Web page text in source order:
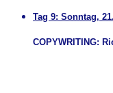
Tag 9: Sonntag,
COPYWRITING: